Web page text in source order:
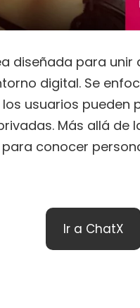
diseñada para unir
digital. Se
usuarios pueden
Más allá
conocer
Ir a ChatX